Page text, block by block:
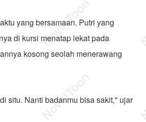
yang bersamaan. Putri yang
di kursi menatap lekat pada
kosong seolah menerawang
situ. Nanti badanmu bisa sakit," ujar